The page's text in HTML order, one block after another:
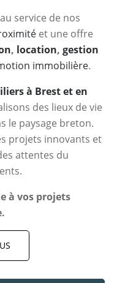
service de nos
et une offre
, location, gestion
immobilière.
à Brest et en
des lieux de vie
le paysage breton.
projets innovants et
attentes du
à vos projets